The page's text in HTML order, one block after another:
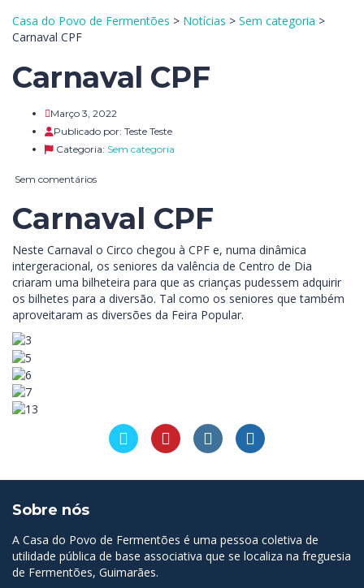
Casa do Povo de Fermentões > Notícias > Sem categoria >
Carnaval CPF
Carnaval CPF
Março 3, 2022
Publicado por: Teste Teste
Categoria: Sem categoria
Sem comentários
Carnaval CPF
Neste Carnaval o Circo chegou à CPF e, numa dinâmica
intergeracional, os seniores da valência de Centro de Dia
criaram uma bilheteira para que as crianças pudessem adquirir
os bilhetes para a diversão. Tal como os seniores que também
aproveitaram as diversões da Feira Popular.
Sobre nós
A Casa do Povo de Fermentões é uma pessoa coletiva de
utilidade pública de base associativa que se localiza na freguesia
de Fermentões, Guimarães.